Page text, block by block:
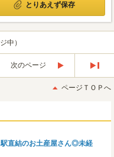
とりあえず保存
中）
次のページ
後
ページＴＯＰへ
直結のお土産屋さん◎未経